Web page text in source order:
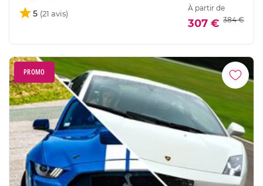
5
À partir de
307 € 384 €
PROMO